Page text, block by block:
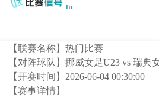
【联赛名称】热门比赛
【对阵球队】挪威女足U23 vs 瑞典
【开赛时间】 2026-06-04 00:30:00
【赛事详情】